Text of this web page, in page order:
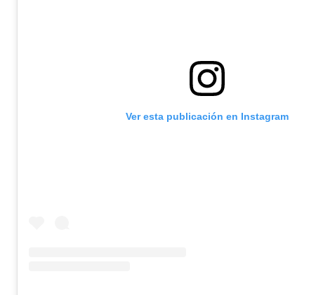
Ver esta publicación en Instagram